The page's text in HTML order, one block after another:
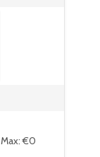
Max: €0